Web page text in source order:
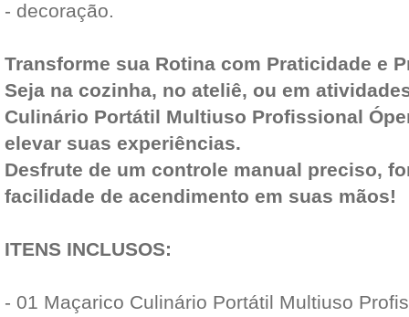
- decoração.
Transforme sua Rotina com Praticidade e
Seja na cozinha, no ateliê, ou em
Culinário Portátil Multiuso Profissional
elevar suas experiências.
Desfrute de um controle manual preciso,
facilidade de acendimento em suas mãos!
ITENS INCLUSOS:
- 01 Maçarico Culinário Portátil Multiuso